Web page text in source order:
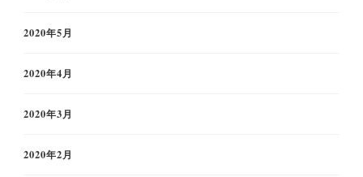
2020年5月
2020年4月
2020年3月
2020年2月